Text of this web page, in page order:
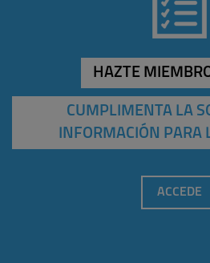
HAZTE
CUMPLIMENTA LA
INFORMACIÓN PARA
ACCEDE